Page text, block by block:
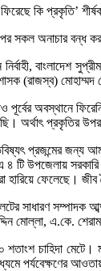
কি প্রকৃতি’
অনাচার বন্ধ
বাংলাদেশ
(রাজস্ব) মোহাম্মদ
অবস্থানে
অর্থাৎ প্রকৃতির
প্রজন্মের জন্য
এ ৪ টি উপজেলায়
ফেলেছে।
সম্পাদক
মোল্লা, এ.কে.
চাহিদা
পর্যবেক্ষণের